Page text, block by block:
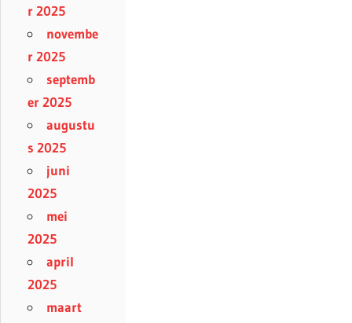
r 2025
novembe
r 2025
septemb
er 2025
augustu
s 2025
juni
2025
mei
2025
april
2025
maart